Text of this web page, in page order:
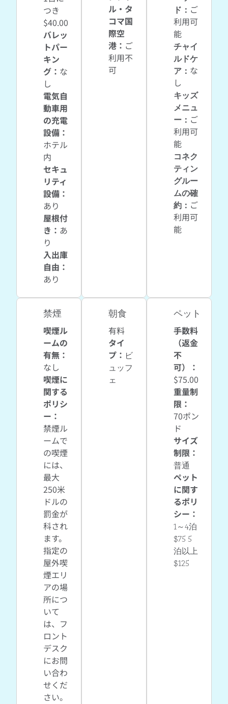
つき
$40.00
バレッ
トパー
キン
グ ： な
し
電気自
動車用
の充電
設備 ：
ホテル
内
セキュ
リティ
設備 ：
あり
屋根付
き ： あ
り
入出庫
自由 ：
あり
ル・タ
コマ国
際空
港 ： ご
利用不
可
ド ： ご
利用可
能
チャイ
ルドケ
ア ： な
し
キッズ
メニュ
ー ： ご
利用可
能
コネク
ティン
グルー
ムの確
約 ： ご
利用可
能
禁煙
喫煙ル
ームの
有無：
なし
喫煙に
関する
ポリシ
ー：
禁煙ル
ームで
の喫煙
には、
最大
250米
ドルの
罰金が
科され
ます。
指定の
屋外喫
煙エリ
アの場
所につ
いて
は、フ
ロント
デスク
にお問
い合わ
せくだ
さい。
朝食
有料
タイ
プ： ビ
ュッフ
ェ
ペット
手数料
（返金
不
可）：
$75.00
重量制
限：
70ポン
ド
サイズ
制限：
普通
ペット
に関す
るポリ
シー：
1～4泊
$75 5
泊以上
$125